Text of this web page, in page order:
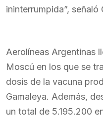
ininterrumpida”, señaló
Aerolíneas Argentinas
Moscú en los que se
dosis de la vacuna
Gamaleya. Además,
un total de 5.195.200